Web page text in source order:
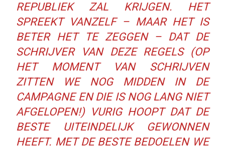
REPUBLIEK ZAL KRIJGEN. HET
SPREEKT VANZELF – MAAR HET IS
BETER HET TE ZEGGEN – DAT DE
SCHRIJVER VAN DEZE REGELS (OP
HET MOMENT VAN SCHRIJVEN
ZITTEN WE NOG MIDDEN IN DE
CAMPAGNE EN DIE IS NOG LANG NIET
AFGELOPEN!) VURIG HOOPT DAT DE
BESTE UITEINDELIJK GEWONNEN
HEEFT. MET DE BESTE BEDOELEN WE